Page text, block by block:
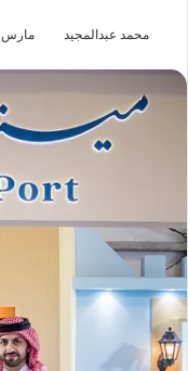
محمد عبدالمجيد مارس 5, 2024